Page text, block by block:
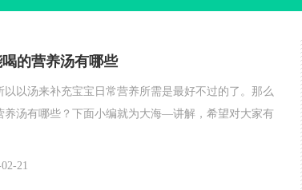
的营养汤有哪些
以汤来补充宝宝日常营养所需是最好不过的了。那么
养汤有哪些？下面小编就为大海—讲解，希望对大家有
21